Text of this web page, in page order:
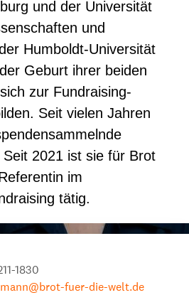
und der Universität
und
Humboldt-Universität
Geburt ihrer beiden
zur Fundraising-
Seit vielen Jahren
2021 ist sie für Brot
im
tätig.
1830
fuer-die-welt.de